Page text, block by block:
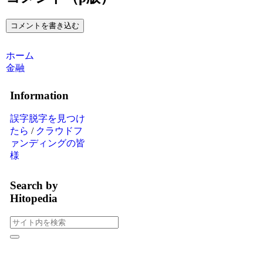
コメントを書き込む
ホーム
金融
Information
誤字脱字を見つけ
たら / クラウドフ
ァンディングの皆
様
Search by
Hitopedia